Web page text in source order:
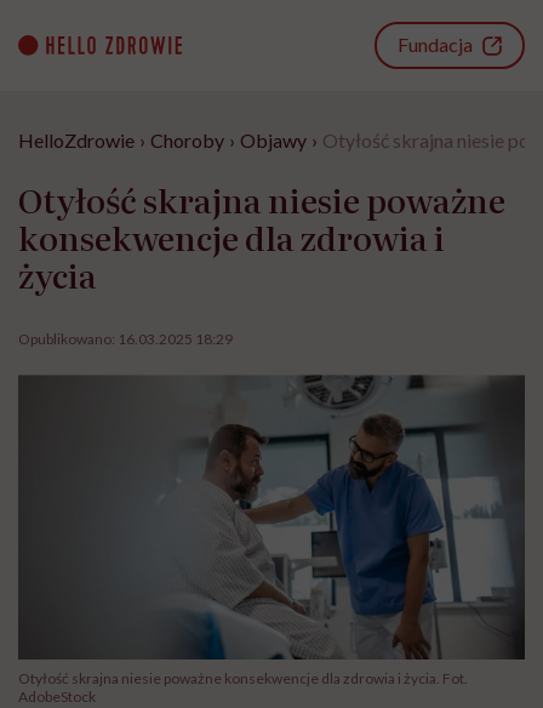
content
Fundacja
HelloZdrowie › Choroby › Objawy › Otyłość skrajna niesie
Otyłość skrajna niesie poważne
konsekwencje dla zdrowia i
życia
Opublikowano: 16.03.2025 18:29
Otyłość skrajna niesie poważne konsekwencje dla zdrowia i życia. Fot.
AdobeStock